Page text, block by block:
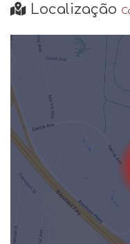
Localização